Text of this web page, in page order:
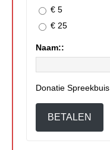
€ 5
€ 25
Naam::
Donatie Spreekbuis
BETALEN